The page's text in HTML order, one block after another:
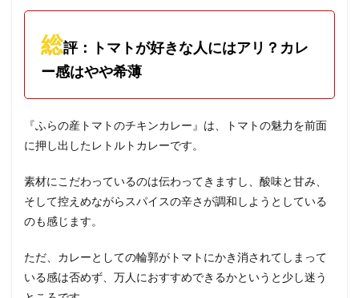
総評：トマトが好きな人にはアリ？カレ
ー感はやや希薄
『ふらの産トマトのチキンカレー』は、トマトの魅力を前面
に押し出したレトルトカレーです。
素材にこだわっているのは伝わってきますし、酸味と甘み、
そして控えめながらスパイスの辛さが調和しようとしている
のも感じます。
ただ、カレーとしての輪郭がトマトにかき消されてしまって
いる感は否めず、万人におすすめできるかというと少し迷う